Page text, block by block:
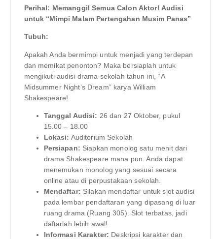
Perihal: Memanggil Semua Calon Aktor! Audisi
untuk “Mimpi Malam Pertengahan Musim Panas”
Tubuh:
Apakah Anda bermimpi untuk menjadi yang terdepan
dan memikat penonton? Maka bersiaplah untuk
mengikuti audisi drama sekolah tahun ini, “A
Midsummer Night’s Dream” karya William
Shakespeare!
Tanggal Audisi: 26 dan 27 Oktober, pukul
15.00 – 18.00
Lokasi: Auditorium Sekolah
Persiapan: Siapkan monolog satu menit dari
drama Shakespeare mana pun. Anda dapat
menemukan monolog yang sesuai secara
online atau di perpustakaan sekolah.
Mendaftar: Silakan mendaftar untuk slot audisi
pada lembar pendaftaran yang dipasang di luar
ruang drama (Ruang 305). Slot terbatas, jadi
daftarlah lebih awal!
Informasi Karakter: Deskripsi karakter dan